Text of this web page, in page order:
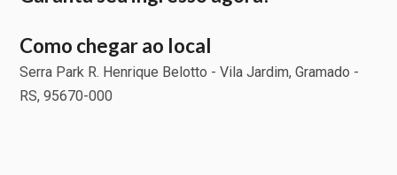
Como chegar ao local
Serra Park R. Henrique Belotto - Vila Jardim, Gramado -
RS, 95670-000